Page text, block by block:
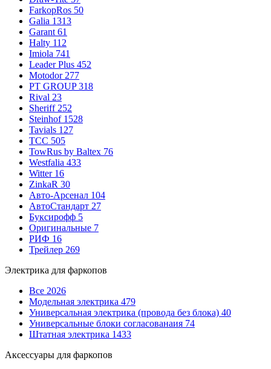
FarkopRos 50
Galia 1313
Garant 61
Halty 112
Imiola 741
Leader Plus 452
Motodor 277
PT GROUP 318
Rival 23
Sheriff 252
Steinhof 1528
Tavials 127
TCC 505
TowRus by Baltex 76
Westfalia 433
Witter 16
ZinkaR 30
Авто-Арсенал 104
АвтоСтандарт 27
Буксирофф 5
Оригинальные 7
РИФ 16
Трейлер 269
Электрика для фаркопов
Все 2026
Модельная электрика 479
Универсальная электрика (провода без блока) 40
Универсальные блоки согласованаия 74
Штатная электрика 1433
Аксессуары для фаркопов